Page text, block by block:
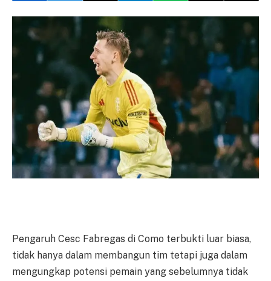
Pengaruh Cesc Fabregas di Como terbukti luar biasa,
tidak hanya dalam membangun tim tetapi juga dalam
mengungkap potensi pemain yang sebelumnya tidak